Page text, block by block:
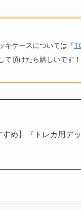
キケースについては『
て頂けたら嬉しいです！
すめ】『トレカ用デ